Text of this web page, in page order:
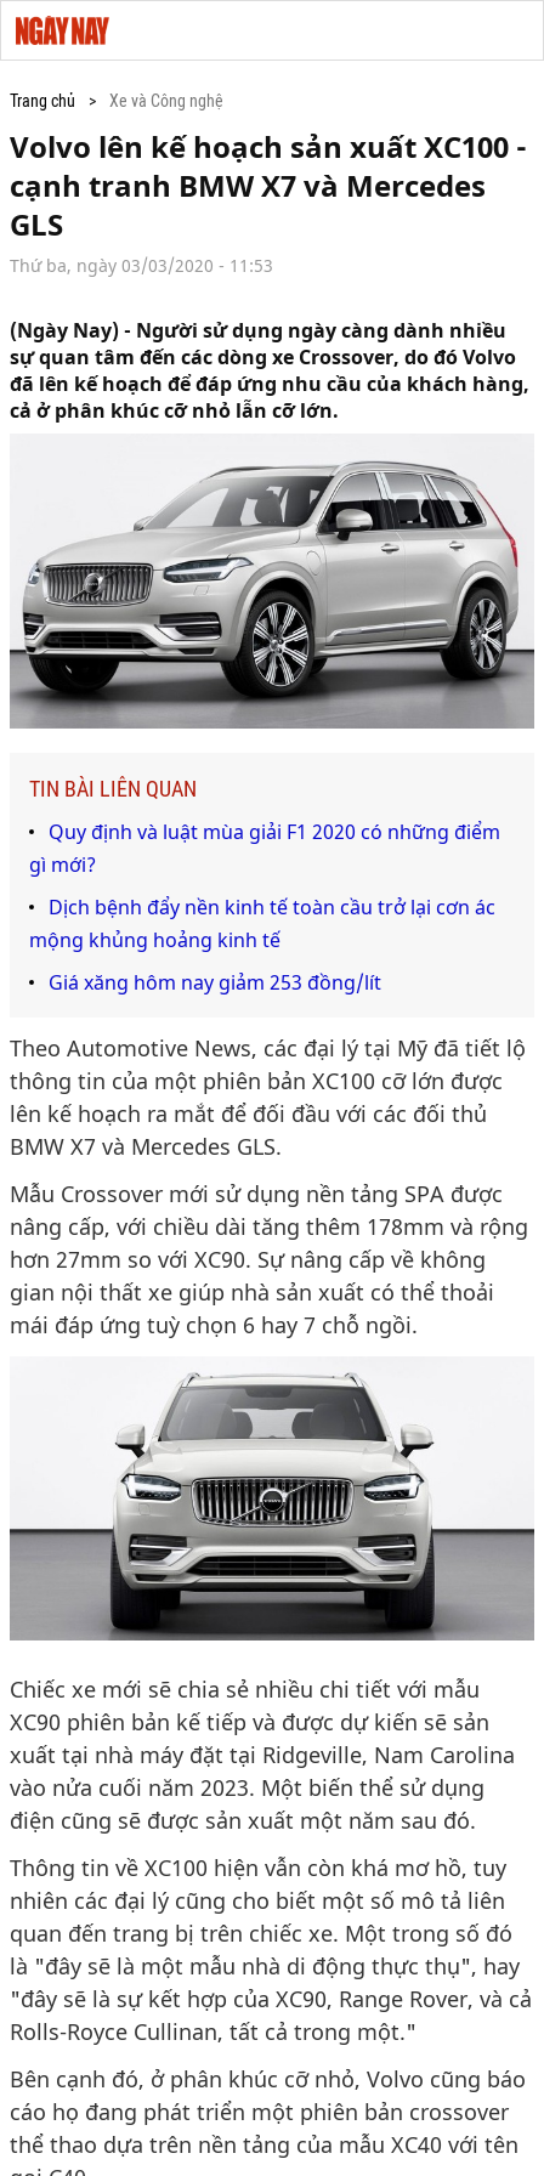
Trang chủ Xe và Công nghệ
Volvo lên kế hoạch sản xuất XC100 -
cạnh tranh BMW X7 và Mercedes
GLS
Thứ ba, ngày 03/03/2020 - 11:53
(Ngày Nay) - Người sử dụng ngày càng dành nhiều
sự quan tâm đến các dòng xe Crossover, do đó Volvo
đã lên kế hoạch để đáp ứng nhu cầu của khách hàng,
cả ở phân khúc cỡ nhỏ lẫn cỡ lớn.
TIN BÀI LIÊN QUAN
Quy định và luật mùa giải F1 2020 có những điểm
gì mới?
Dịch bệnh đẩy nền kinh tế toàn cầu trở lại cơn ác
mộng khủng hoảng kinh tế
Giá xăng hôm nay giảm 253 đồng/lít
Theo Automotive News, các đại lý tại Mỹ đã tiết lộ
thông tin của một phiên bản XC100 cỡ lớn được
lên kế hoạch ra mắt để đối đầu với các đối thủ
BMW X7 và Mercedes GLS.
Mẫu Crossover mới sử dụng nền tảng SPA được
nâng cấp, với chiều dài tăng thêm 178mm và rộng
hơn 27mm so với XC90. Sự nâng cấp về không
gian nội thất xe giúp nhà sản xuất có thể thoải
mái đáp ứng tuỳ chọn 6 hay 7 chỗ ngồi.
Chiếc xe mới sẽ chia sẻ nhiều chi tiết với mẫu
XC90 phiên bản kế tiếp và được dự kiến sẽ sản
xuất tại nhà máy đặt tại Ridgeville, Nam Carolina
vào nửa cuối năm 2023. Một biến thể sử dụng
điện cũng sẽ được sản xuất một năm sau đó.
Thông tin về XC100 hiện vẫn còn khá mơ hồ, tuy
nhiên các đại lý cũng cho biết một số mô tả liên
quan đến trang bị trên chiếc xe. Một trong số đó
là "đây sẽ là một mẫu nhà di động thực thụ", hay
"đây sẽ là sự kết hợp của XC90, Range Rover, và cả
Rolls-Royce Cullinan, tất cả trong một."
Bên cạnh đó, ở phân khúc cỡ nhỏ, Volvo cũng báo
cáo họ đang phát triển một phiên bản crossover
thể thao dựa trên nền tảng của mẫu XC40 với tên